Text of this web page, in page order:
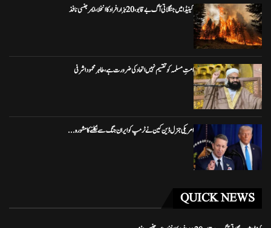
کینیڈا میں جنگلاتی آگ بے قابو، 20 ہزار افراد کا انخلا، ایمرجنسی نافذ
امتِ مسلمہ کو تقسیم نہیں اتحاد کی ضرورت ہے، طاہر محمود اشرفی
امریکی جنرل ڈین کین نے ٹرمپ کو ایران جنگ سے نکلنے کا مشورہ...
QUICK NEWS